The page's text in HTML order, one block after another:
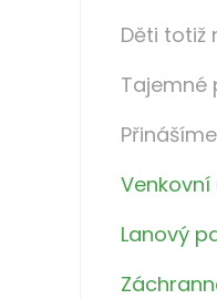
Děti totiž
Tajemné
Lanový